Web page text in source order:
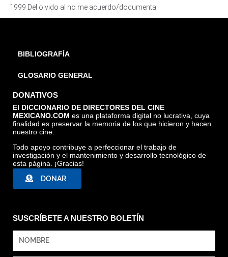
1999 Del olvido al no me acuerdo/documental
BIBLIOGRAFÍA
GLOSARIO GENERAL
DONATIVOS
El DICCIONARIO DE DIRECTORES DEL CINE
MEXICANO.COM es una plataforma digital no lucrativa, cuya
finalidad es preservar la memoria de los que hicieron y hacen
nuestro cine.
Todo apoyo contribuye a perfeccionar el trabajo de
investigación y el mantenimiento y desarrollo tecnológico de
esta página. ¡Gracias!
DONAR
SUSCRÍBETE A NUESTRO BOLETÍN